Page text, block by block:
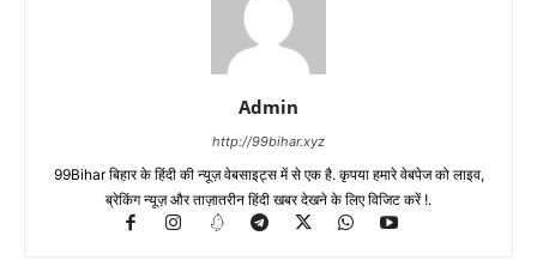
Admin
http://99bihar.xyz
99Bihar बिहार के हिंदी की न्यूज़ वेबसाइट्स में से एक है. कृपया हमारे वेबपेज को लाइव,
ब्रेकिंग न्यूज़ और ताज़ातरीन हिंदी खबर देखने के लिए विजिट करें !.